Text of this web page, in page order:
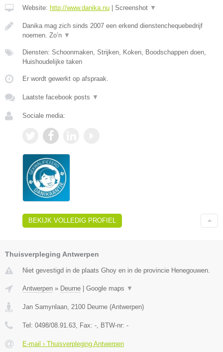
Website: http://www.danika.nu Screenshot ▼
Danika mag zich sinds 2007 een erkend dienstenchequebedrijf
noemen. Zo’n ▼
Diensten: Schoonmaken, Strijken, Koken, Boodschappen doen,
Huishoudelijke taken
Er wordt gewerkt op afspraak.
Laatste facebook posts ▼
Sociale media:
BEKIJK VOLLEDIG PROFIEL
Thuisverpleging Antwerpen
Niet gevestigd in de plaats Ghoy en in de provincie Henegouwen.
Antwerpen » Deurne Google maps ▼
Jan Samynlaan, 2100 Deurne (Antwerpen)
Tel: 0498/08.91.63, Fax: -, BTW-nr: -
E-mail › Thuisverpleging Antwerpen